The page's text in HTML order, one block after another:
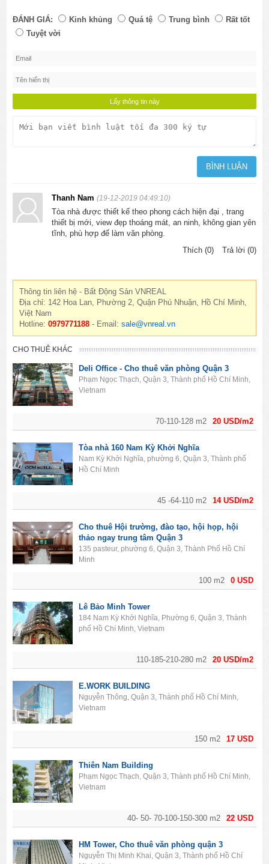
ĐÁNH GIÁ: Kinh khủng Quá tệ Trung bình
Rất tốt
Tuyệt vời
Thanh Nam(19-12-2019 04:49:10)
Tòa nhà được thiết kế theo phong cách hiện đại , trang
thiết bị mới, view đẹp thoáng mát, an ninh, không gian yên
tĩnh, phù hợp để làm văn phòng.
Thích (0)
Trả lời (0)
Thông tin liên hệ - Bất Động Sản VNREAL
Địa chỉ: 142 Hoa Lan, Phường 2, Quận Phú Nhuận, Hồ Chí Minh,
Việt Nam
Hotline:0979771188 - Email:sale@vnreal.vn
CHO THUÊ KHÁC
20 USD/m2
70-110-128 m2
Deli Office - Cho thuê văn phòng Quận 3
Phạm Ngọc Thạch, Quận 3, Thành phố Hồ Chí Minh,
Vietnam
14 USD/m2
45 -64-110 m2
Tòa nhà 160 Nam Kỳ Khởi Nghĩa
Nam Kỳ Khởi Nghĩa, phường 6, Quận 3, Thành phố
Hồ Chí Minh
0 USD
100 m2
Cho thuê Hội trường, đào tạo, hội họp, hội
thảo ngay trung tâm Quận 3
135 pasteur, phường 6, Quận 3, Thành Phố Hồ Chí
Minh
20 USD/m2
110-185-210-280 m2
Lê Bảo Minh Tower
184 Nam Kỳ Khởi Nghĩa, Phường 6, Quận 3, Thành
phố Hồ Chí Minh, Vietnam
17 USD
150 m2
E.WORK BUILDING
Nguyễn Thông, Quận 3, Thành phố Hồ Chí Minh,
Vietnam
22 USD
40- 50- 70-100-150-300 m2
Thiên Nam Building
Phạm Ngọc Thạch, Quận 3, Thành phố Hồ Chí Minh,
Vietnam
HM Tower, Cho thuê văn phòng quận 3
Nguyễn Thị Minh Khai, Quận 3, Thành phố Hồ Chí